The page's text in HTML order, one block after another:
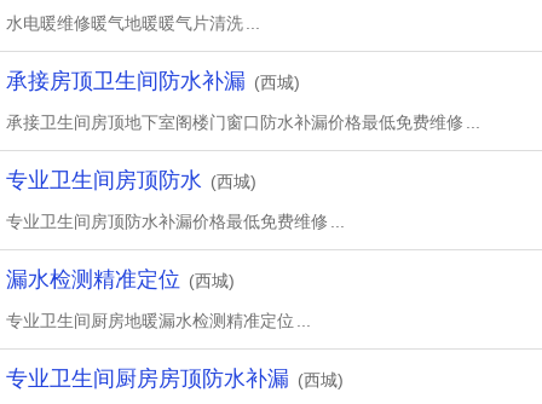
水电暖维修暖气地暖暖气片清洗
承接房顶卫生间防水补漏 (西城)
承接卫生间房顶地下室阁楼门窗口防水补漏价格最低免费维修
专业卫生间房顶防水 (西城)
专业卫生间房顶防水补漏价格最低免费维修
漏水检测精准定位 (西城)
专业卫生间厨房地暖漏水检测精准定位
专业卫生间厨房房顶防水补漏 (西城)